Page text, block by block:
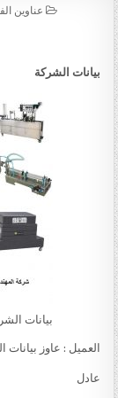
IN
عناوين
بيانات الشركة
بيانات
العميل : عاوز بيانات
عادل